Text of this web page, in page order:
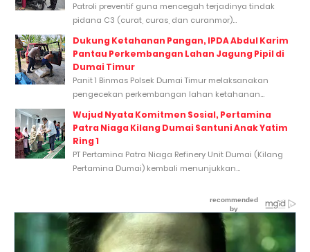
Patroli preventif guna mencegah terjadinya tindak
pidana C3 (curat, curas, dan curanmor)...
Dukung Ketahanan Pangan, IPDA Abdul Karim
Pantau Perkembangan Lahan Jagung Pipil di
Dumai Timur
Panit 1 Binmas Polsek Dumai Timur melaksanakan
pengecekan perkembangan lahan ketahanan...
Wujud Nyata Komitmen Sosial, Pertamina
Patra Niaga Kilang Dumai Santuni Anak Yatim
Ring 1
PT Pertamina Patra Niaga Refinery Unit Dumai (Kilang
Pertamina Dumai) kembali menunjukkan...